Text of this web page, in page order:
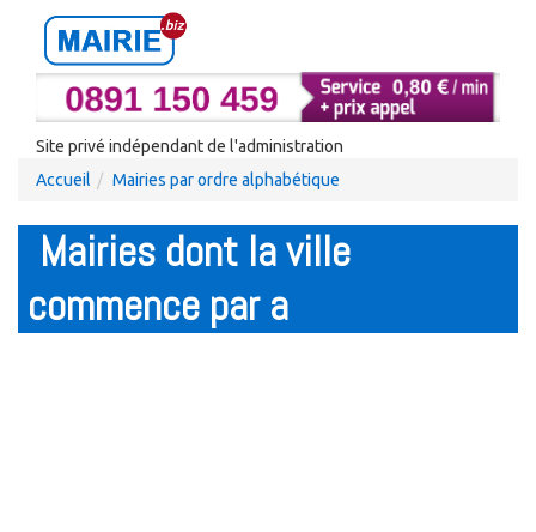
Site privé indépendant de l'administration
Accueil
Mairies par ordre alphabétique
Mairies dont la ville
commence par a